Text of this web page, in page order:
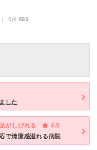
6月:665
した
がしびれる
4.5
で清潔感溢れる病院